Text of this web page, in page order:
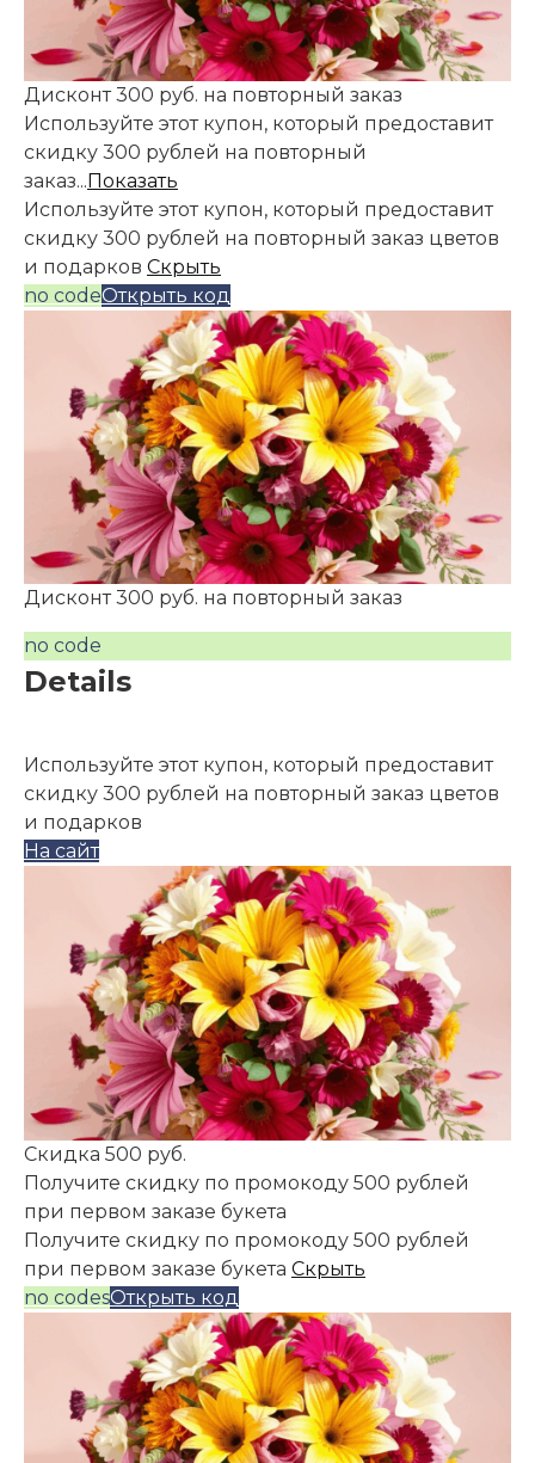
Дисконт 300 руб. на повторный заказ
Используйте этот купон, который предоставит
скидку 300 рублей на повторный
заказ...Показать
Используйте этот купон, который предоставит
скидку 300 рублей на повторный заказ цветов
и подарков Скрыть
no codeОткрыть код
Дисконт 300 руб. на повторный заказ
no code
Details
Используйте этот купон, который предоставит
скидку 300 рублей на повторный заказ цветов
и подарков
На сайт
Скидка 500 руб.
Получите скидку по промокоду 500 рублей
при первом заказе букета
Получите скидку по промокоду 500 рублей
при первом заказе букета Скрыть
no codesОткрыть код